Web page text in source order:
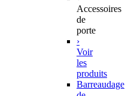
Accessoires
de
porte
›
Voir
les
produits
Barreaudage